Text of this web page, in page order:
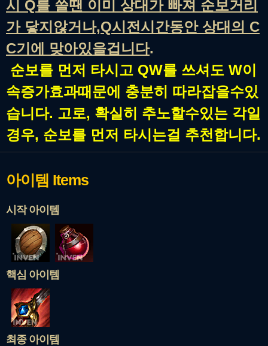
시 Q를 쓸땐 이미 상대가 빠져 순보거리
가 닿지않거나,Q시전시간동안 상대의 C
C기에 맞아있을겁니다.
순보를 먼저 타시고 QW를 쓰셔도 W이
속증가효과때문에 충분히 따라잡을수있
습니다. 고로, 확실히 추노할수있는 각일
경우, 순보를 먼저 타시는걸 추천합니다.
아이템 Items
시작 아이템
핵심 아이템
최종 아이템